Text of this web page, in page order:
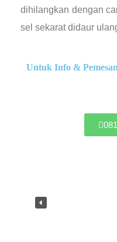
dihilangkan dengan
sel sekarat didaur
Untuk Info &